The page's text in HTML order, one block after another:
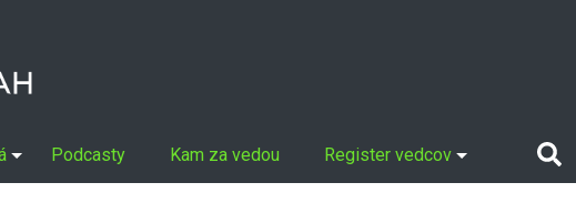
Podcasty Kam za vedou Register vedcov